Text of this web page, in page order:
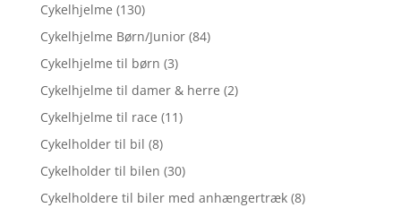
Cykelhjelme (130)
Cykelhjelme Børn/Junior (84)
Cykelhjelme til børn (3)
Cykelhjelme til damer & herre (2)
Cykelhjelme til race (11)
Cykelholder til bil (8)
Cykelholder til bilen (30)
Cykelholdere til biler med anhængertræk (8)